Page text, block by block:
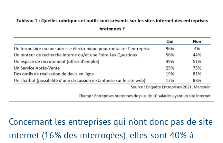
Concernant les entreprises qui n’ont donc pas de site
internet (16% des interrogées), elles sont 40% à